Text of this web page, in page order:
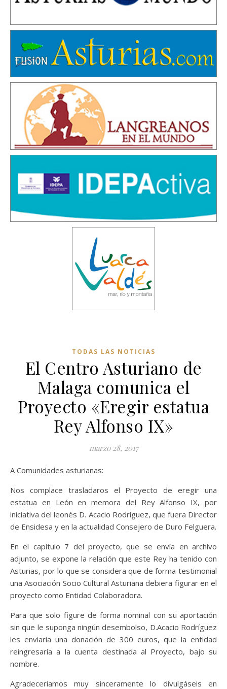
TODAS LAS NOTICIAS
El Centro Asturiano de
Malaga comunica el
Proyecto «Eregir estatua
Rey Alfonso IX»
marzo 28, 2017
A Comunidades asturianas:
Nos complace trasladaros el Proyecto de eregir una
estatua en León en memora del Rey Alfonso IX, por
iniciativa del leonés D. Acacio Rodríguez, que fuera Director
de Ensidesa y en la actualidad Consejero de Duro Felguera.
En el capítulo 7 del proyecto, que se envía en archivo
adjunto, se expone la relación que este Rey ha tenido con
Asturias, por lo que se considera que de forma testimonial
una Asociación Socio Cultural Asturiana debiera figurar en el
proyecto como Entidad Colaboradora.
Para que solo figure de forma nominal con su aportación
sin que le suponga ningún desembolso, D.Acacio Rodríguez
les enviaría una donación de 300 euros, que la entidad
reingresaría a la cuenta destinada al Proyecto, bajo su
nombre.
Agradeceriamos muy sinceramente lo divulgáseis en